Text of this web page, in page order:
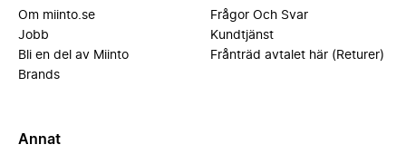
Om miinto.se
Jobb
Bli en del av Miinto
Brands
Frågor Och Svar
Kundtjänst
Frånträd avtalet här (Returer)
Annat